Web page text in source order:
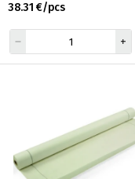
38.31 €/pcs